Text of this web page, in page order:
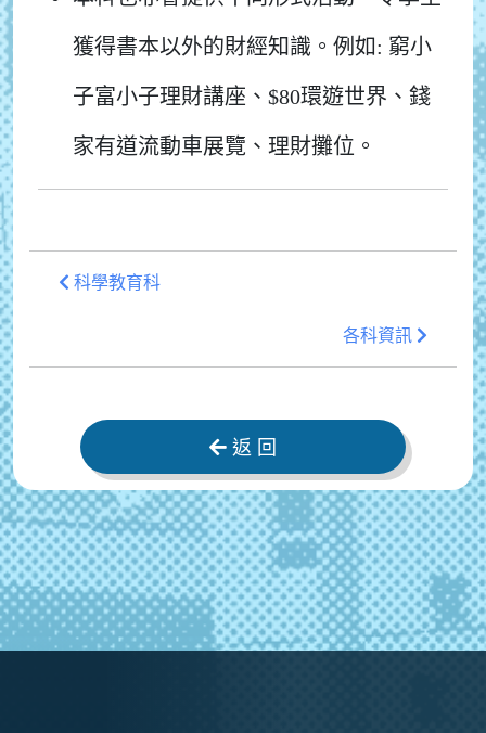
獲得書本以外的財經知識。例如: 窮小
子富小子理財講座、$80環遊世界、錢
家有道流動車展覽、理財攤位。
科學教育科
各科資訊
返 回